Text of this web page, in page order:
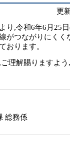
更
り,令和6年6月25
がつながりにくく
おります。
理解賜りますよ
総務係